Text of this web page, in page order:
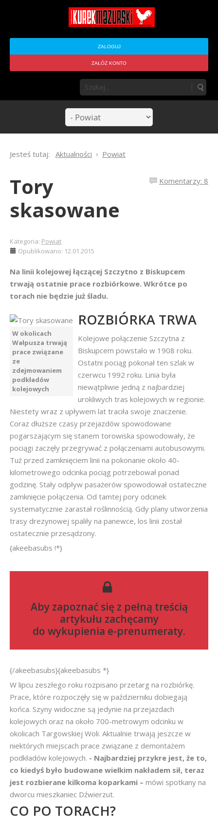
ZALOGUJ
ZAŁÓŻ KONTO
Jesteś tutaj: Aktualności Powiat
Komentarzy: 8
Tory
skasowane
Kategoria: Powiat
Opublikowano: 12.01.2015
Na linii kolejowej łączącej Szczytno z Biskupcem
trwają ostatnie prace rozbiórkowe. Wkrótce po
torach nie będzie już śladu.
W okolicach
Wałpusza trwają
prace związane
ze
zdejmowaniem
podkładów
kolejowych
ROZBIÓRKA TRWA
Kolejowe połączenie Szczytna z
Biskupcem powstało w 1908 roku.
Ostatni pociąg pokonał ten szlak w
czerwcu 1992 roku. Linia była
niewątpliwie jedną z najbardziej
urokliwych tras kolejowych w regionie.
Niestety wraz z upływem lat traciła swoje znaczenie.
Coraz dłuższe czasy przejazdów spowodowane
pogarszającym się stanem torowiska spowodowały, że
pociągi zaczęły przegrywać z połączeniami autobusowymi.
Tuż przed zamknięciem linii na pokonanie około 40-
kilometrowego odcinka pociąg potrzebował ponad
godzinę. Stały odpływ pasażerów spowodował ostateczne
zamknięcie połączenia. Od tamtej pory odcinek
systematycznie zarastał roślinnością. Gdy plany utworzenia
trasy drezynowej spaliły na panewce, los linii został
ostatecznie przesądzony.
{akeebasubs !*}
Aby zapoznać się z pełną treścią
artykułu zachęcamy
do wykupienia e-prenumeraty.
{/akeebasubs}{akeebasubs *}
W lipcu zeszłego roku rozpisano przetarg na rozbiórkę.
Prace, które rozpoczęły się w październiku dobiegają
końca. Szyny widoczne są jedynie na przejazdach
kolejowych oraz na około 700-metrowym odcinku w
okolicach Targowskiej Woli. Aktualnie trwają jeszcze w
niektórych miejscach prace związane z demontażem
podkładów kolejowych. - Najbardziej przykre jest, że to,
co kiedyś było budowane wielkim nakładem sił, teraz
jest rozbierane kilkoma koparkami – mówi spotkany na
dworcu mieszkaniec Dźwierzut.
CO PO TORACH?